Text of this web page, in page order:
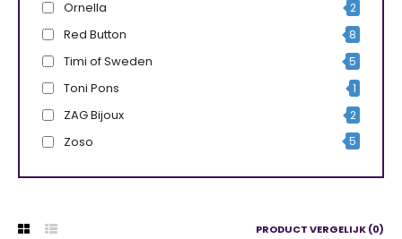
Ornella 2
Red Button 8
Timi of Sweden 5
Toni Pons 1
ZAG Bijoux 2
Zoso 5
PRODUCT VERGELIJK (0)